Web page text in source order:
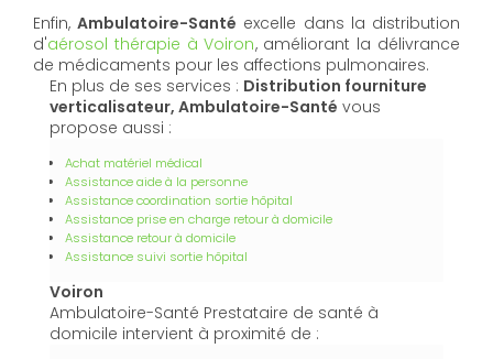
Enfin,Ambulatoire-Santé excelle dans la distribution
d'aérosol thérapie à Voiron, améliorant la délivrance
de médicaments pour les affections pulmonaires.
En plus de ses services : Distribution fourniture
verticalisateur, Ambulatoire-Santé vous
propose aussi :
Achat matériel médical
Assistance aide à la personne
Assistance coordination sortie hôpital
Assistance prise en charge retour à domicile
Assistance retour à domicile
Assistance suivi sortie hôpital
Voiron
Ambulatoire-Santé Prestataire de santé à
domicile intervient à proximité de :